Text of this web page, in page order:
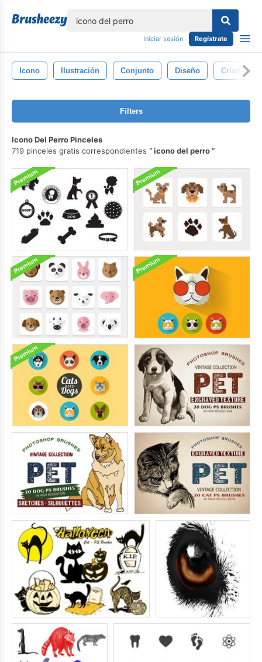
Iniciar sesión Regístrate
Icono Ilustración Conjunto Diseño
Filters
Icono Del Perro Pinceles
719 pinceles gratis correspondientes
icono del perro